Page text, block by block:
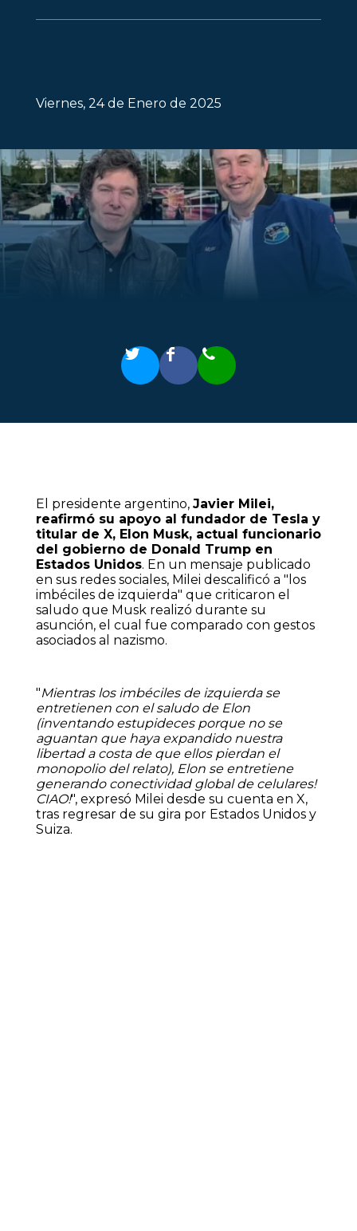
Viernes, 24 de Enero de 2025
El presidente argentino, Javier Milei,
reafirmó su apoyo al fundador de Tesla y
titular de X, Elon Musk, actual funcionario
del gobierno de Donald Trump en
Estados Unidos. En un mensaje publicado
en sus redes sociales, Milei descalificó a "los
imbéciles de izquierda" que criticaron el
saludo que Musk realizó durante su
asunción, el cual fue comparado con gestos
asociados al nazismo.
"Mientras los imbéciles de izquierda se
entretienen con el saludo de Elon
(inventando estupideces porque no se
aguantan que haya expandido nuestra
libertad a costa de que ellos pierdan el
monopolio del relato), Elon se entretiene
generando conectividad global de celulares!
CIAO!", expresó Milei desde su cuenta en X,
tras regresar de su gira por Estados Unidos y
Suiza.